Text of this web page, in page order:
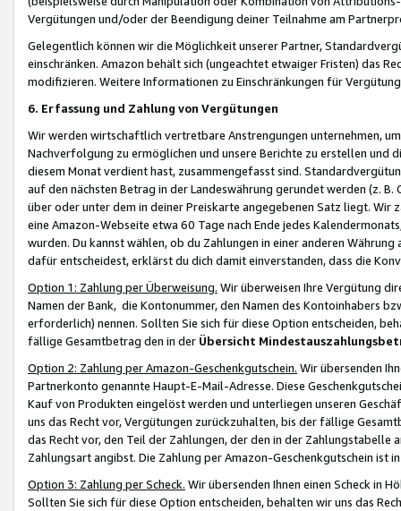
Vergütungen und/oder der Beendigung deiner Teilnahme am
Gelegentlich können wir die Möglichkeit unserer Partner,
einschränken. Amazon behält sich (ungeachtet etwaiger Fristen) das
modifizieren. Weitere Informationen zu Einschränkungen für
6. Erfassung und Zahlung von Vergütungen
Wir werden wirtschaftlich vertretbare Anstrengungen unternehmen,
Nachverfolgung zu ermöglichen und unsere Berichte zu erstellen und
diesem Monat verdient hast, zusammengefasst sind.
auf den nächsten Betrag in der Landeswährung gerundet werden (z.
über oder unter dem in deiner Preiskarte angegebenen Satz liegt.
eine Amazon-Webseite etwa 60 Tage nach Ende jedes
wurden. Du kannst wählen, ob du Zahlungen in einer anderen
dafür entscheidest, erklärst du dich damit einverstanden, dass die
Option 1: Zahlung per Überweisung. Wir überweisen Ihre Vergütung
Namen der Bank, die Kontonummer, den Namen des Kontoinhabers
erforderlich) nennen. Sollten Sie sich für diese Option entscheiden,
fällige Gesamtbetrag den in der Übersicht
Option 2: Zahlung per Amazon-Geschenkgutschein. Wir übersenden
Partnerkonto genannte Haupt-E-Mail-Adresse. Diese
Kauf von Produkten eingelöst werden und unterliegen unseren
uns das Recht vor, Vergütungen zurückzuhalten, bis der fällige
das Recht vor, den Teil der Zahlungen, der den in der
Zahlungsart angibst. Die Zahlung per Amazon-Geschenkgutschein ist
Option 3: Zahlung per Scheck. Wir übersenden Ihnen einen Scheck in
Sollten Sie sich für diese Option entscheiden, behalten wir uns das